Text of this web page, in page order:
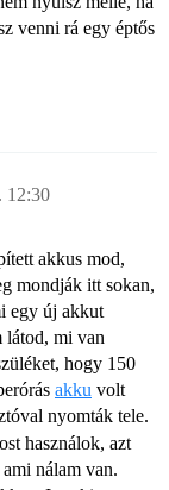
venni rá egy éptős
12:30
akkus mod,
mondják itt sokan,
egy új akkut
látod, mi van
hogy 150
akku volt
nyomták tele.
használok, azt
nálam van.